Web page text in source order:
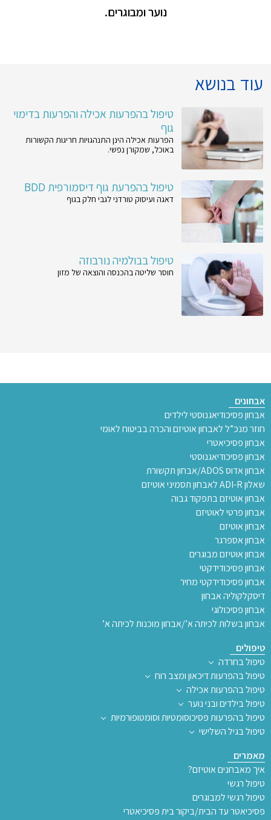
נוער ומבוגרים.
עוד בנושא
טיפול בהפרעות אכילה והפרעות בדימוי
גוף
הפרעות אכילה הינן התנהגויות חריגות הקשורות
באוכל, שמקורן נפשי.
טיפול בהפרעת גוף דיסמורפית BDD
דאגה ועיסוק טורדני לגבי חלק בגוף
טיפול בבולמיה נורבוזה
חוסר שליטה בהכנסה והוצאה של מזון
אבחונים
אבחון פסיכודיאגנוסטי לילדים
חוזר מנכ”ל לאבחון אוטיזם והכרה בביטוח לאומי
אבחון פסיכיאטרי
אבחון פסיכודיאגנוסטי
אבחון אדוס ADOS/אבחון תקשורת
שאלון ADI-R לאבחון תסמיני אוטיזם
אבחון אוטיזם בתפקוד גבוה
אבחון פרטי לאוטיזם
אבחון אוטיזם
אבחון אספרגר
אבחון אוטיזם מבוגרים
אבחון פסיכודידקטי
אבחון פסיכודידקטי מחיר
דיסקלקוליה אבחון
אבחון פסיכולוגי
אבחון בשלות לכיתה א’/אבחון מוכנות לכיתה א’
טיפולים
טיפול בחרדה
טיפול בהפרעות דיכאון ומצב רוח
טיפול בהפרעות אכילה
טיפול בילדים ובני נוער
טיפול בהפרעות פסיכוסומטיות וסומטופורמיות
טיפול בגיל השלישי
מאמרים
איך מאבחנים אוטיזם?
טיפול רגשי
טיפול רגשי למבוגרים
פסיכיאטר עד הבית/ביקור בית פסיכיאטרי